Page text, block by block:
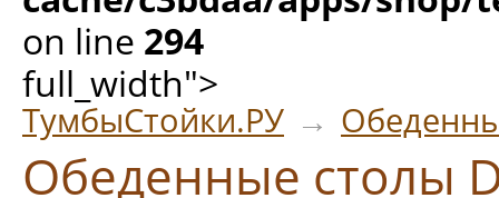
on line 294
full_width">
ТумбыСтойки.РУ →
Обеденные столы